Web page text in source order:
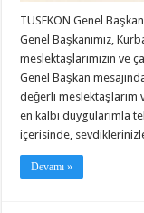
TÜSEKON Genel
Genel Başkanımız,
meslektaşlarımızın ve
Genel Başkan
değerli meslektaşlarım
en kalbi duygularımla
içerisinde,
Devamı »